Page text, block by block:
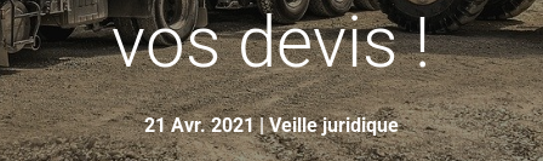
vos devis !
21 Avr. 2021|Veille juridique